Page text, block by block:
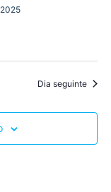
Dia seguinte